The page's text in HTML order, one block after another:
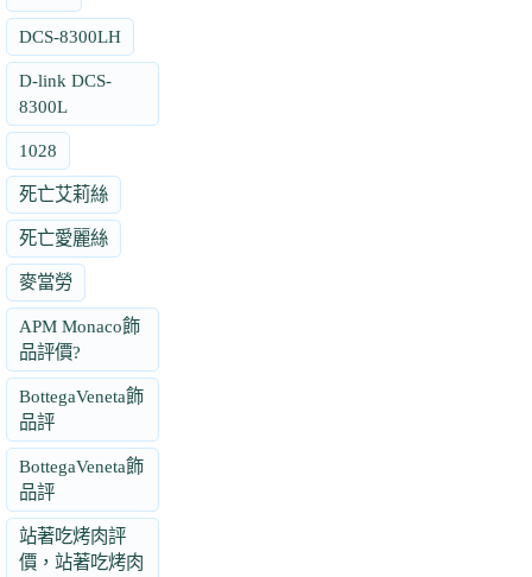
DCS-8300LH
D-link DCS-
8300L
1028
死亡艾莉絲
死亡愛麗絲
麥當勞
APM Monaco飾
品評價?
BottegaVeneta飾
品評
BottegaVeneta飾
品評
站著吃烤肉評
價，站著吃烤肉